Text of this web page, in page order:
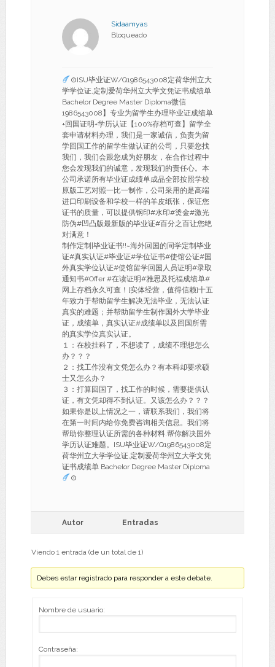
Sidaamyas
Bloqueado
⊙ISU毕业证W/Q1986543008定荷华州立大
学学位证,定制爱荷华州立大学文凭证书成绩单
Bachelor Degree Master Diploma微信
1986543008】专业为留学生办理毕业证成绩单
+回国证明+学历认证【100%存档可查】留学全
套申请材料办理，我们是一家诚信，负责为留
学回国工作的留学生做认证的公司，只要您找
我们，我们会跟您成为好朋友，在合作过程中
您会发现我们的诚意，发现我们的责任心。本
公司承诺所有毕业证成绩单成品全部按照学校
原版工艺对照一比一制作，公司采用的是高端
进口印刷设备和学校一样的羊皮纸张，保证您
证书的质量，可以提供钢印#水印#烫金#激光
防伪#凹凸版最新版的毕业证#百分之百让您绝
对满意！
制作定制|毕业证书!!~海外回国的同学定制毕业
证#真实认证#毕业证#学位证书#使馆公证#国
外真实学位认证#使馆留学回国人员证明#录取
通知书#Offer #在读证明#雅思及托福成绩单#
网上存档永久可查！[实体经营，值得信赖]十五
年致力于帮助留学生解决无法毕业，无法认证
真实的难题；并帮助留学生制作国外大学毕业
证，成绩单，真实认证#成绩单以及回国所需
的真实学位真实认证。
１：在校挂科了，不想读了，成绩不理想怎么
办？？？
２：找工作没有文凭怎么办？有本科却要求硕
士又怎么办？
３：打算回国了，找工作的时候，需要提供认
证，有文凭却得不到认证。又该怎么办？？？
如果你是以上情况之一，请联系我们，我们将
在第一时间内给你免费咨询相关信息。我们将
帮助你整理认证所需的各种材料.帮你解决国外
学历认证难题。ISU毕业证W/Q1986543008定
荷华州立大学学位证,定制爱荷华州立大学文凭
证书成绩单 Bachelor Degree Master Diploma
⊙
Autor Entradas
Viendo 1 entrada (de un total de 1)
Debes estar registrado para responder a este debate.
Nombre de usuario:
Contraseña: